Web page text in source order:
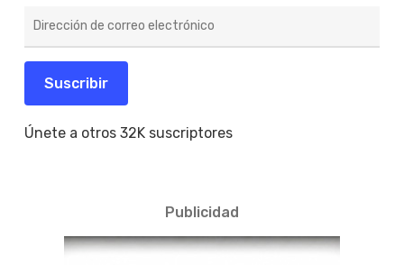
de
electrónico
Suscribir
Únete a otros 32K suscriptores
Publicidad